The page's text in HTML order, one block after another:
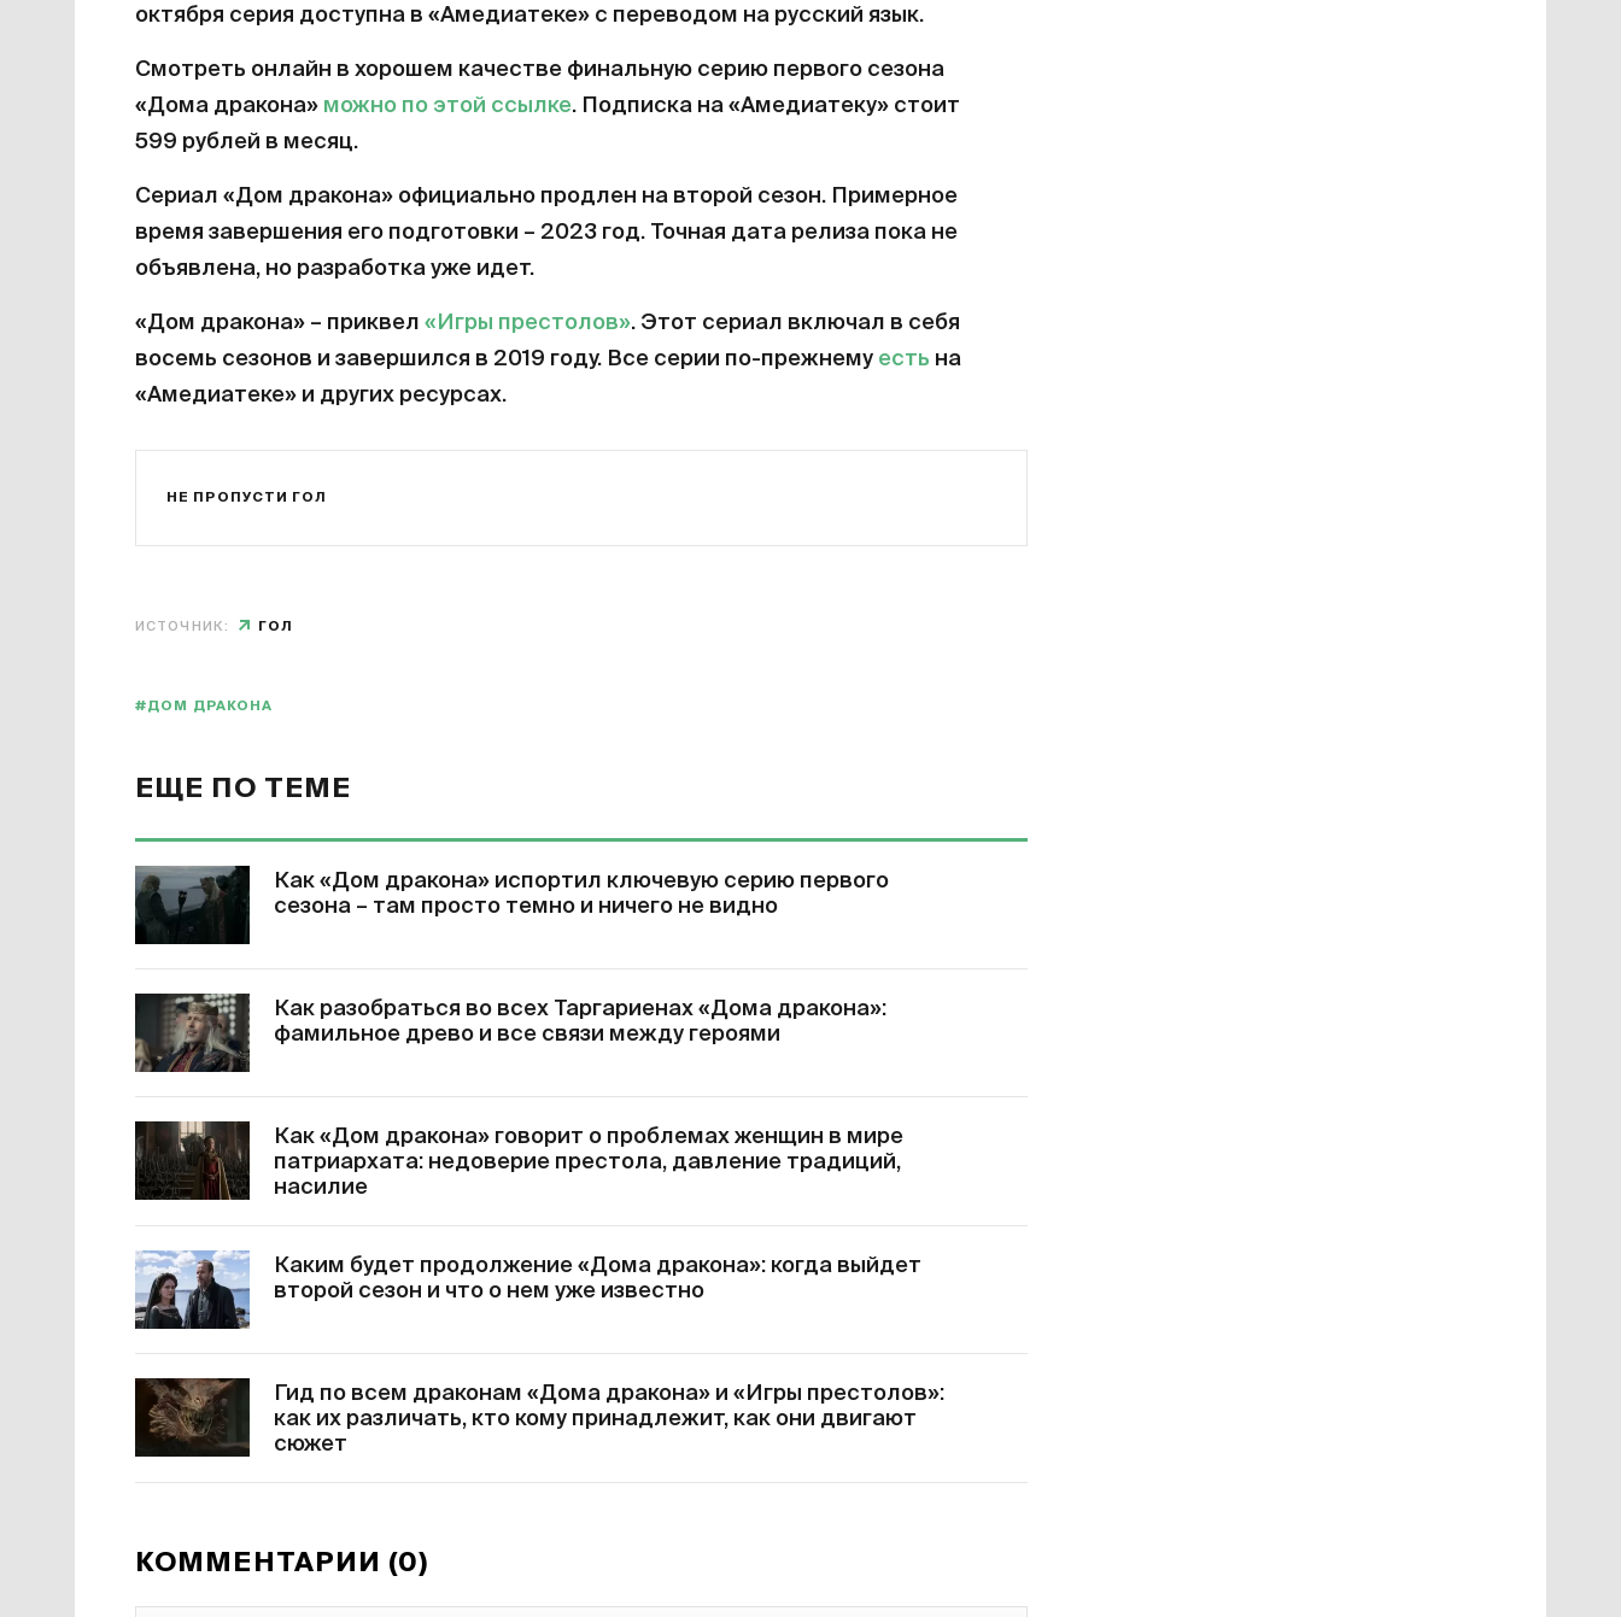
октября серия доступна в «Амедиатеке» с переводом на русский язык.
Смотреть онлайн в хорошем качестве финальную серию первого сезона
«Дома дракона» можно по этой ссылке. Подписка на «Амедиатеку» стоит
599 рублей в месяц.
Сериал «Дом дракона» официально продлен на второй сезон. Примерное
время завершения его подготовки – 2023 год. Точная дата релиза пока не
объявлена, но разработка уже идет.
«Дом дракона» – приквел «Игры престолов». Этот сериал включал в себя
восемь сезонов и завершился в 2019 году. Все серии по-прежнему есть на
«Амедиатеке» и других ресурсах.
НЕ ПРОПУСТИ ГОЛ
ИСТОЧНИК: ГОЛ
#ДОМ ДРАКОНА
ЕЩЕ ПО ТЕМЕ
Как «Дом дракона» испортил ключевую серию первого
сезона – там просто темно и ничего не видно
Как разобраться во всех Таргариенах «Дома дракона»:
фамильное древо и все связи между героями
Как «Дом дракона» говорит о проблемах женщин в мире
патриархата: недоверие престола, давление традиций,
насилие
Каким будет продолжение «Дома дракона»: когда выйдет
второй сезон и что о нем уже известно
Гид по всем драконам «Дома дракона» и «Игры престолов»:
как их различать, кто кому принадлежит, как они двигают
сюжет
КОММЕНТАРИИ (0)